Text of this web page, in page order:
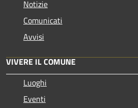
Notizie
Comunicati
Avvisi
VIVERE IL COMUNE
Luoghi
Eventi